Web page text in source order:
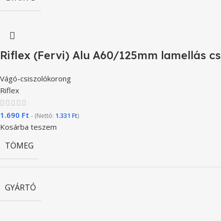
Riflex (Fervi) Alu A60/125mm lamellás
Vágó-csiszolókorong
Riflex
1.690 Ft - (Nettó: 1.331 Ft)
Kosárba teszem
TÖMEG
GYÁRTÓ